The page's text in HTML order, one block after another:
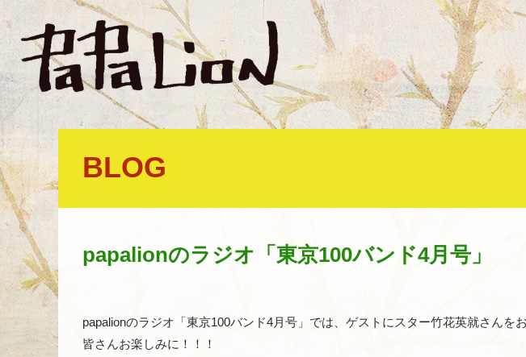
BLOG
papalionのラジオ「東京100バンド4月号」
papalionのラジオ「東京100バンド4月号」では、ゲストにスター竹花英就さんを
皆さんお楽しみに！！！